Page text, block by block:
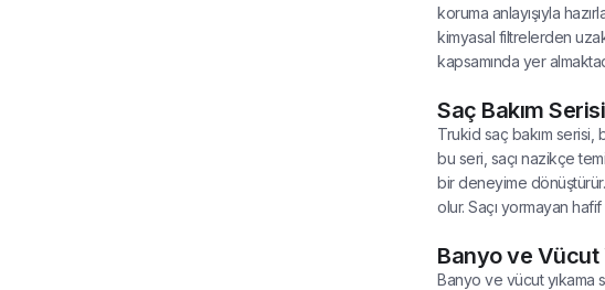
koruma anlayışıyla
kimyasal filtrelerden
kapsamında yer
Saç Bakım Serisi
Trukid saç bakım serisi,
bu seri, saçı nazikçe
bir deneyime
olur. Saçı yormayan
Banyo ve Vücut
Banyo ve vücut yıkama